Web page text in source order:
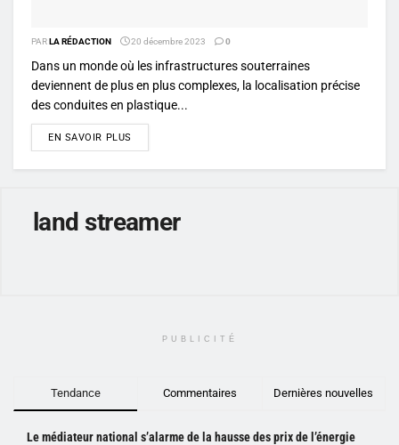
PARLA RÉDACTION 20 décembre 2023 0
Dans un monde où les infrastructures souterraines
deviennent de plus en plus complexes, la localisation précise
des conduites en plastique...
EN SAVOIR PLUS
land streamer
PUBLICITÉ
Tendance Commentaires Dernières nouvelles
Le médiateur national s’alarme de la hausse des prix de l’énergie